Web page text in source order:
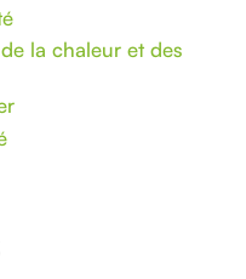
la chaleur et des